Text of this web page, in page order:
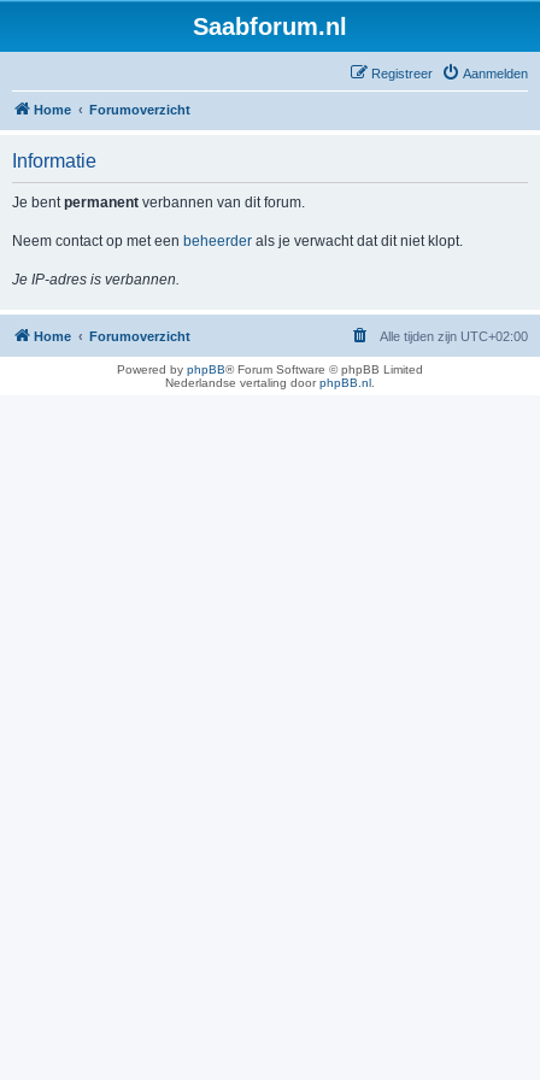
Saabforum.nl
Aanmelden
Registreer
Home Forumoverzicht
Informatie
Je bentpermanent verbannen van dit forum.
Neem contact op met een beheerder als je verwacht dat dit niet klopt.
Je IP-adres is verbannen.
Home Forumoverzicht Alle tijden zijn UTC+02:00
Powered by phpBB® Forum Software © phpBB Limited
Nederlandse vertaling doorphpBB.nl